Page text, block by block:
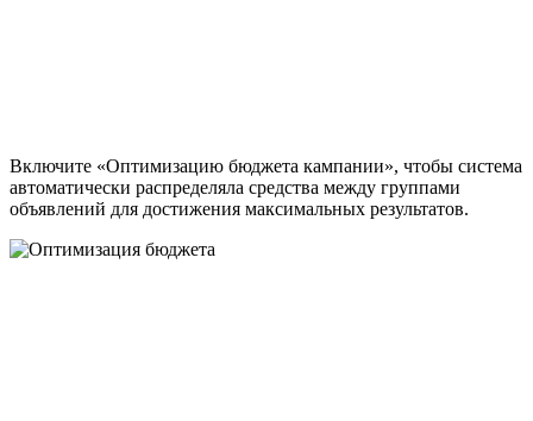
Включите «Оптимизацию бюджета кампании», чтобы система
автоматически распределяла средства между группами
объявлений для достижения максимальных результатов.